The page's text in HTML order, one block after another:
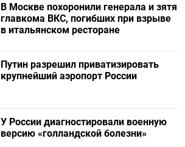
В Москве похоронили генерала и зятя
главкома ВКС, погибших при взрыве
в итальянском ресторане
Путин разрешил приватизировать
крупнейший аэропорт России
У России диагностировали военную
версию «голландской болезни»